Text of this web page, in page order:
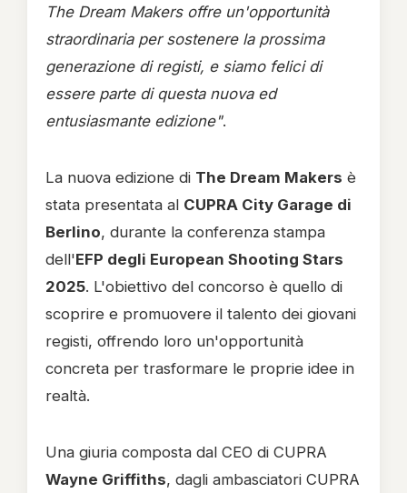
The Dream Makers offre un'opportunità
straordinaria per sostenere la prossima
generazione di registi, e siamo felici di
essere parte di questa nuova ed
entusiasmante edizione".
La nuova edizione di The Dream Makers è
stata presentata al CUPRA City Garage di
Berlino, durante la conferenza stampa
dell'EFP degli European Shooting Stars
2025. L'obiettivo del concorso è quello di
scoprire e promuovere il talento dei giovani
registi, offrendo loro un'opportunità
concreta per trasformare le proprie idee in
realtà.
Una giuria composta dal CEO di CUPRA
Wayne Griffiths, dagli ambasciatori CUPRA